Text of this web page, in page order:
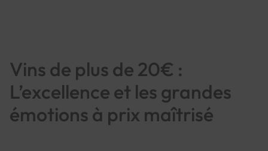
Vins de plus de 20€ :
L’excellence et les grandes
émotions à prix maîtrisé